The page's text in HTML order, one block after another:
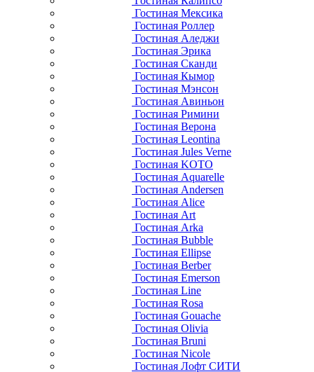
Гостиная Мексика
Гостиная Роллер
Гостиная Аледжи
Гостиная Эрика
Гостиная Сканди
Гостиная Кымор
Гостиная Мэнсон
Гостиная Авиньон
Гостиная Римини
Гостиная Верона
Гостиная Leontina
Гостиная Jules Verne
Гостиная KOTO
Гостиная Aquarelle
Гостиная Andersen
Гостиная Alice
Гостиная Art
Гостиная Arka
Гостиная Bubble
Гостиная Ellipse
Гостиная Berber
Гостиная Emerson
Гостиная Line
Гостиная Rosa
Гостиная Gouache
Гостиная Olivia
Гостиная Bruni
Гостиная Nicole
Гостиная Лофт СИТИ